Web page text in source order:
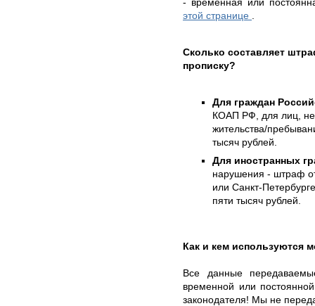
- временная или
этой странице .
Сколько составляет
прописку?
Для граждан
КОАП РФ, для лиц,
жительства/
тысяч рублей.
Для иностранных
нарушения - штраф
или Санкт-
пяти тысяч рублей.
Как и кем используются
Все данные
временной или
законодателя! Мы не